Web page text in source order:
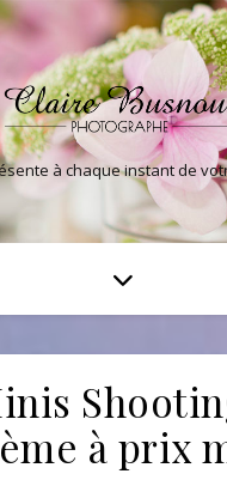
à chaque instant de
à prix